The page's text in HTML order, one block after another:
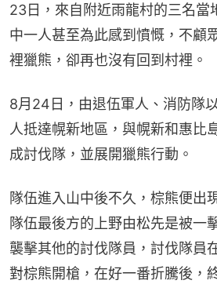
23日，來自附近雨龍村的三名當
中一人甚至為此感到憤慨，不顧
裡獵熊，卻再也沒有回到村裡。
8月24日，由退伍軍人、消防隊
人抵達幌新地區，與幌新和惠比
成討伐隊，並展開獵熊行動。
隊伍進入山中後不久，棕熊便出
隊伍最後方的上野由松先是被一
襲擊其他的討伐隊員，討伐隊員
對棕熊開槍，在好一番折騰後，